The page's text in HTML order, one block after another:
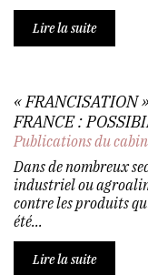
Lire la suite
« FRANCISATION
FRANCE :
Publications du
Dans de nombreux
industriel ou
contre les produits
été...
Lire la suite